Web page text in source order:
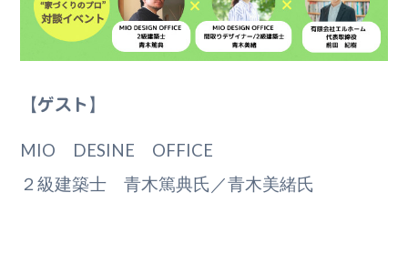
【ゲスト】
MIO DESINE OFFICE
２級建築士 青木篤典氏／青木美緒氏